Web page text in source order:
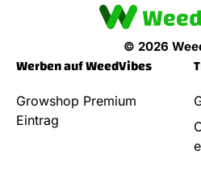
© 2026
Werben auf WeedVibes
Growshop Premium
Eintrag